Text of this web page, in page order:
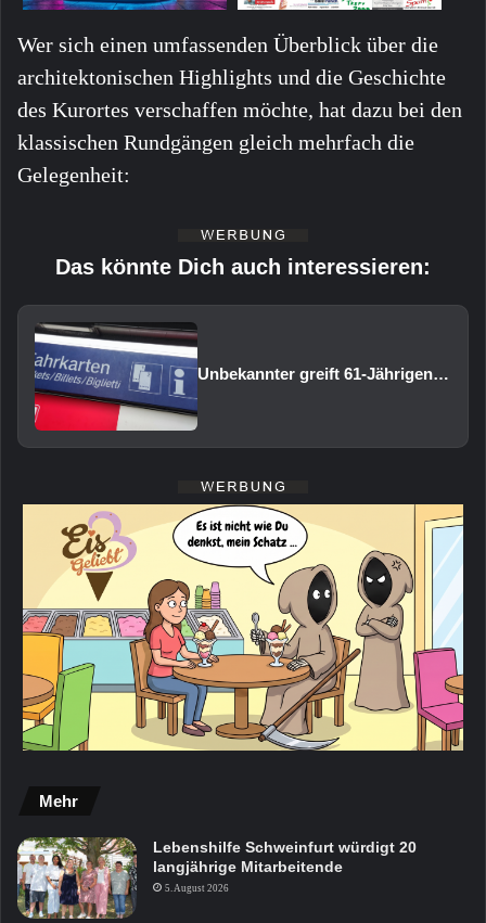
Wer sich einen umfassenden Überblick über die
architektonischen Highlights und die Geschichte
des Kurortes verschaffen möchte, hat dazu bei den
klassischen Rundgängen gleich mehrfach die
Gelegenheit:
Das könnte Dich auch interessieren:
Unbekannter greift 61-Jährigen am Bahnhof Volkach an
Mehr
Lebenshilfe Schweinfurt würdigt 20
langjährige Mitarbeitende
5. August 2026